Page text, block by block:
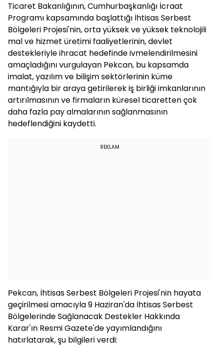
Ticaret Bakanlığının, Cumhurbaşkanlığı İcraat
Programı kapsamında başlattığı İhtisas Serbest
Bölgeleri Projesi'nin, orta yüksek ve yüksek teknolojili
mal ve hizmet üretimi faaliyetlerinin, devlet
destekleriyle ihracat hedefinde ivmelendirilmesini
amaçladığını vurgulayan Pekcan, bu kapsamda
imalat, yazılım ve bilişim sektörlerinin küme
mantığıyla bir araya getirilerek iş birliği imkanlarının
artırılmasının ve firmaların küresel ticaretten çok
daha fazla pay almalarının sağlanmasının
hedeflendiğini kaydetti.
REKLAM
Pekcan, İhtisas Serbest Bölgeleri Projesi'nin hayata
geçirilmesi amacıyla 9 Haziran'da İhtisas Serbest
Bölgelerinde Sağlanacak Destekler Hakkında
Karar'ın Resmi Gazete'de yayımlandığını
hatırlatarak, şu bilgileri verdi: